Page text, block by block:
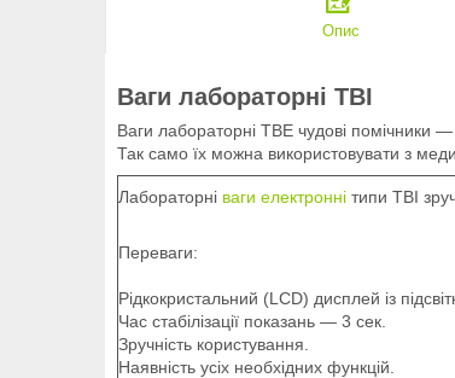
Опис
Ваги лабораторні ТВІ
Ваги лабораторні ТВE чудові помічники —
Так само їх можна використовувати з
Лабораторні ваги електронні типи ТВІ
Переваги:
Рідкокристальний (LCD) дисплей із
Час стабілізації показань — 3 сек.
Зручність користування.
Наявність усіх необхідних функцій.